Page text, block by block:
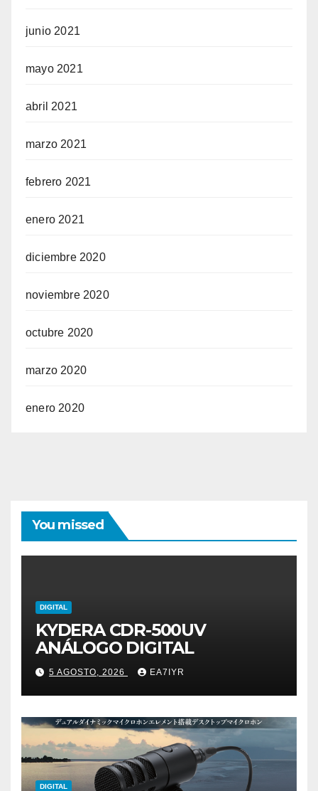
junio 2021
mayo 2021
abril 2021
marzo 2021
febrero 2021
enero 2021
diciembre 2020
noviembre 2020
octubre 2020
marzo 2020
enero 2020
You missed
DIGITAL
KYDERA CDR-500UV
ANÁLOGO DIGITAL
5 AGOSTO, 2026 EA7IYR
DIGITAL